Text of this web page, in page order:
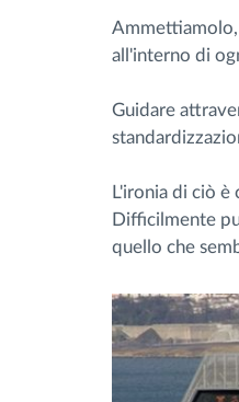
Scopri
Ammettiamolo,
all'interno di
Guidare
L'ironia di ciò
Difficilmente
quello che